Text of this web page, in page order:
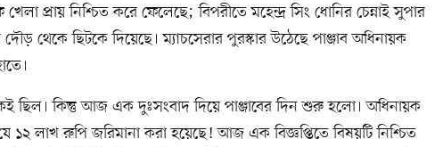
প্রায় নিশ্চিত করে ফেলেছে; বিপরীতে মহেন্দ্র সিং ধোনির চেন্নাই সুপার
থেকে ছিটকে দিয়েছে। ম্যাচসেরার পুরস্কার উঠেছে পাঞ্জাব অধিনায়ক
ছিল। কিন্তু আজ এক দুঃসংবাদ দিয়ে পাঞ্জাবের দিন শুরু হলো। অধিনায়ক
১২ লাখ রুপি জরিমানা করা হয়েছে! আজ এক বিজ্ঞপ্তিতে বিষয়টি নিশ্চিত